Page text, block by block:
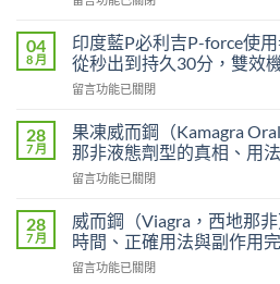
度
艾
力
達
效
片
（Levifil
Super
效
果
持
04
8 月
印度藍P必利吉P-force使
從秒出到持久30分，雙效
在
度
藍
P
必
吉
P-
force
使
留言功能已關閉
28
7 月
果凍威而鋼（Kamagra
那非液態劑型的真相、用
在
凍
威
而
鋼
留言功能已關閉
28
7 月
威而鋼（Viagra，西地那
時間、正確用法與副作用
在
留言功能已關閉